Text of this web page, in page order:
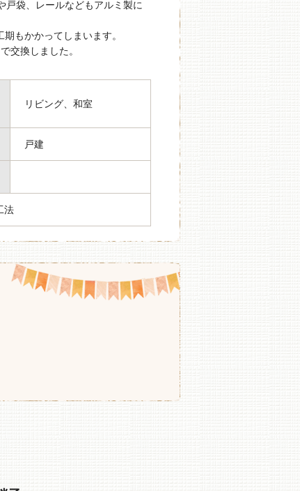
戸袋、レールなどもアルミ製に
もかかってしまいます。
交換しました。
リビング、和室
戸建
法